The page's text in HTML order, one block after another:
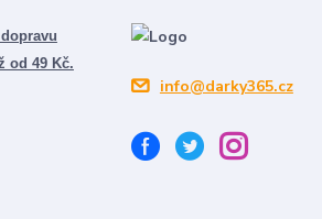
od 49 Kč.
info@darky365.cz